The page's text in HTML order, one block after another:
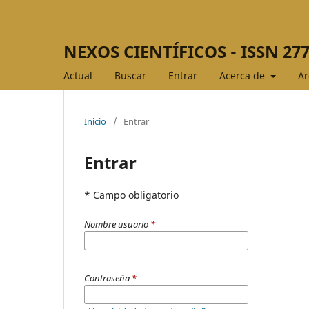
NEXOS CIENTÍFICOS - ISSN
Actual Buscar Entrar Acerca de
Inicio / Entrar
Entrar
* Campo obligatorio
Nombre usuario *
Contraseña *